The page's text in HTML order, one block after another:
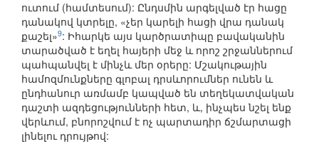
ուտում (համտեսում): Ընդսմին արգելված էր հացը
դանակով կտրելը, «չեր կարելի հացի վրա դանակ
քաշել»9: Իհարկե այս կարծրատիպը բավականին
տարածված է եղել հայերի մեջ և որոշ շրջաններում
պահպանվել է մինչև մեր օրերը: Մշակութային
համոզմունքները գլոբալ դրսևորումներ ունեն և
ընդհանուր առմամբ կապված են տեղեկատվական
դաշտի ազդեցությունների հետ, և, ինչպես նշել ենք
վերևում, բնորոշվում է ոչ պարտադիր ճշմարտացի
լինելու դրույթով: